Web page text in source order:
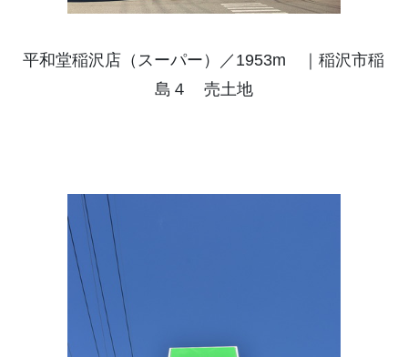
平和堂稲沢店（スーパー）／1953m ｜稲沢市稲
島４ 売土地